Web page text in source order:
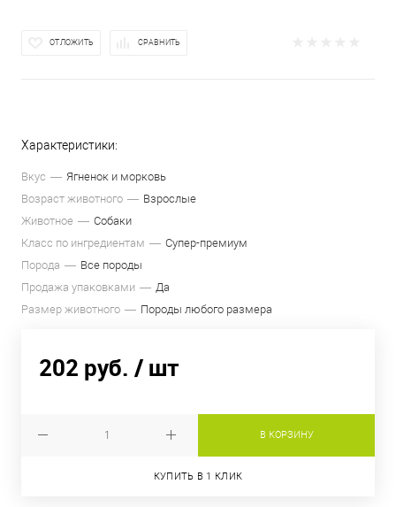
ОТЛОЖИТЬ СРАВНИТЬ
Характеристики:
Вкус
Ягненок и морковь
Возраст животного
Взрослые
Животное
Собаки
Класс по ингредиентам
Супер-премиум
Порода
Все породы
Продажа упаковками
Да
Размер животного
Породы любого размера
202 руб. / шт
В КОРЗИНУ
КУПИТЬ В 1 КЛИК